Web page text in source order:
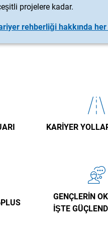
projelere kadar.
rehberliği hakkında
KARIYER
GENÇLERIN
IŞTE